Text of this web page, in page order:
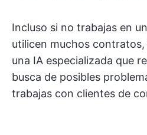
Incluso si no trabajas en
utilicen muchos
una IA especializada que
busca de posibles
trabajas con clientes de